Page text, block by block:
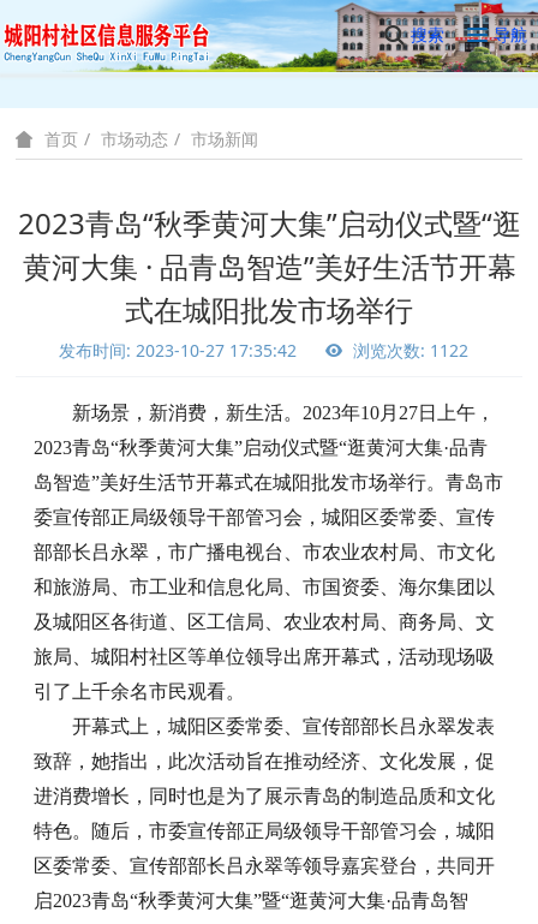
搜索 导航
首页 市场动态 市场新闻
2023青岛“秋季黄河大集”启动仪式暨“逛
黄河大集 · 品青岛智造”美好生活节开幕
式在城阳批发市场举行
发布时间: 2023-10-27 17:35:42 浏览次数: 1122
新场景，新消费，新生活。 2023年10月27日上午，
2023青岛“秋季黄河大集”启动仪式暨“逛黄河大集·品青
岛智造”美好生活节开幕式在城阳批发市场举行。青岛市
委宣传部正局级领导干部管习会，城阳区委常委、宣传
部部长吕永翠，市广播电视台、市农业农村局、市文化
和旅游局、市工业和信息化局、市国资委、海尔集团以
及城阳区各街道、区工信局、农业农村局、商务局、文
旅局、城阳村社区等单位领导出席开幕式，活动现场吸
引了上千余名市民观看。
开幕式上，城阳区委常委、宣传部部长吕永翠发表
致辞，她指出，此次活动旨在推动经济、文化发展，促
进消费增长，同时也是为了展示青岛的制造品质和文化
特色。随后，市委宣传部正局级领导干部管习会，城阳
区委常委、宣传部部长吕永翠等领导嘉宾登台，共同开
启2023青岛“秋季黄河大集”暨“逛黄河大集·品青岛智